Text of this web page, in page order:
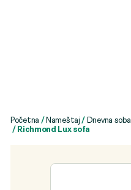
Početna / Nameštaj / Dnevna soba
/ Richmond Lux sofa